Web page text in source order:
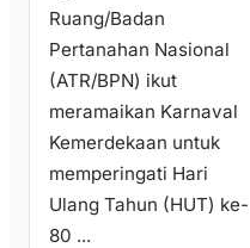
Ruang/Badan
Pertanahan Nasional
(ATR/BPN) ikut
meramaikan Karnaval
Kemerdekaan untuk
memperingati Hari
Ulang Tahun (HUT) ke-
80 ...